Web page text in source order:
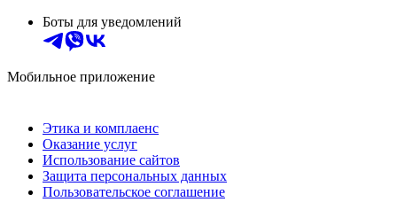
Боты для уведомлений
Мобильное приложение
Этика и комплаенс
Оказание услуг
Использование сайтов
Защита персональных данных
Пользовательское соглашение